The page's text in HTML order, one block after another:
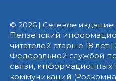
© 2026 | Сетевое
Пензенский
читателей старше 18 лет
Федеральной службой
связи, информационных
коммуникаций